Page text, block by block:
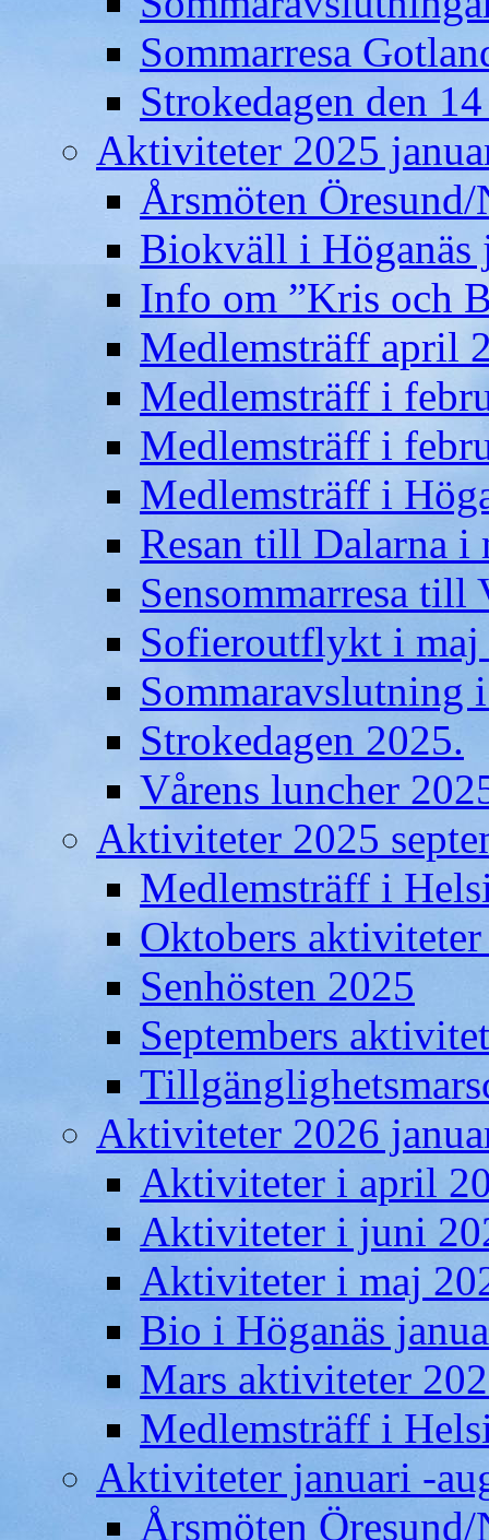
Sommarresa
Strokedagen den
Aktiviteter 2025
Årsmöten
Biokväll i Höganäs
Info om ”Kris och
Medlemsträff april
Medlemsträff i
Medlemsträff i
Medlemsträff i
Resan till Dalarna i
Sensommarresa
Sofieroutflykt i maj
Sommaravslutning
Strokedagen 2025.
Vårens luncher
Aktiviteter 2025
Medlemsträff i
Oktobers
Senhösten 2025
Septembers
Aktiviteter 2026
Aktiviteter i april
Aktiviteter i juni
Aktiviteter i maj
Bio i Höganäs
Mars aktiviteter
Medlemsträff i
Aktiviteter januari -
Årsmöten